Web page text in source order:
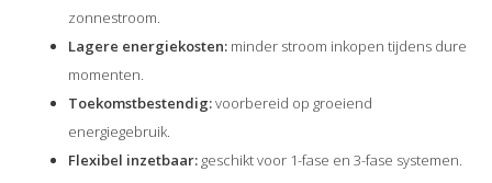
zonnestroom.
Lagere energiekosten: minder stroom inkopen tijdens dure
momenten.
Toekomstbestendig:voorbereid op groeiend
energiegebruik.
Flexibel inzetbaar: geschikt voor 1-fase en 3-fase systemen.